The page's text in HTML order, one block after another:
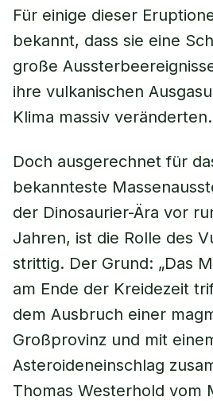
Für einige dieser
bekannt, dass sie eine
große
ihre vulkanischen
Klima massiv veränderten.
Doch ausgerechnet für
bekannteste
der Dinosaurier-Ära vor
Jahren, ist die Rolle des
strittig. Der Grund: „Das
am Ende der Kreidezeit
dem Ausbruch einer
Großprovinz und mit
Asteroideneinschlag
Thomas Westerhold vom